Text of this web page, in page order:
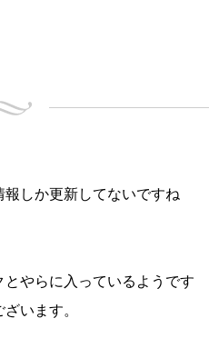
報しか更新してないですね
やらに入っているようです
います。